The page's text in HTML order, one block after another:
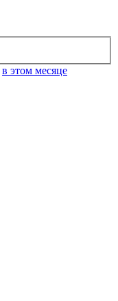
в этом месяце